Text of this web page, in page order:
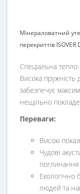
Мінераловатний
перекриттів ISOVER
Спеціальна
Висока пружність
забезпечує
нещільно
Переваги:
Високі
Чудові
Екологічно
людей та